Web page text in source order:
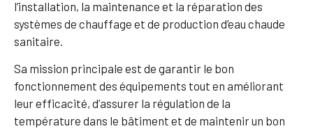
l’installation, la maintenance et la réparation des
systèmes de chauffage et de production d’eau chaude
sanitaire.
Sa mission principale est de garantir le bon
fonctionnement des équipements tout en améliorant
leur efficacité, d’assurer la régulation de la
température dans le bâtiment et de maintenir un bon